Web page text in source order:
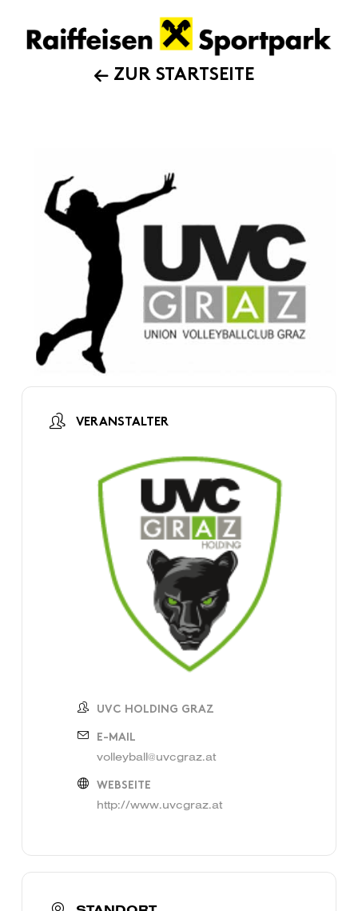
ZUR STARTSEITE
VERANSTALTER
UVC HOLDING GRAZ
E-MAIL
volleyball@uvcgraz.at
WEBSEITE
http://www.uvcgraz.at